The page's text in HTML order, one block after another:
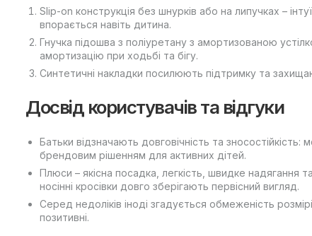
Slip-on конструкція без шнурків або на липучках –
впорається навіть дитина.
Гнучка підошва з поліуретану з амортизованою
амортизацію при ходьбі та бігу.
Синтетичні накладки посилюють підтримку та
Досвід користувачів та відгуки
Батьки відзначають довговічність та
брендовим рішенням для активних дітей.
Плюси – якісна посадка, легкість, швидке надягання
носінні кросівки довго зберігають первісний вигляд.
Серед недоліків іноді згадується обмеженість
позитивні.